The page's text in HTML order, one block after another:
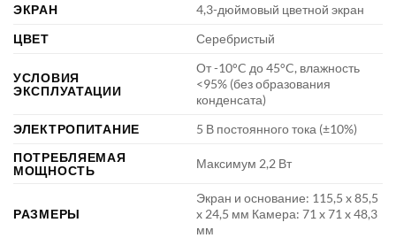
ЭКРАН
4,3-дюймовый цветной экран
ЦВЕТ
Серебристый
УСЛОВИЯ
ЭКСПЛУАТАЦИИ
От -10°C до 45°C, влажность
<95% (без образования
конденсата)
ЭЛЕКТРОПИТАНИЕ
5 В постоянного тока (±10%)
ПОТРЕБЛЯЕМАЯ
МОЩНОСТЬ
Максимум 2,2 Вт
РАЗМЕРЫ
Экран и основание: 115,5 x 85,5
x 24,5 мм Камера: 71 x 71 x 48,3
мм